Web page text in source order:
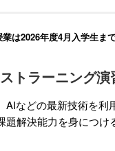
業は2026年度4月入学生
トラーニング演
AIなどの最新技術を
解決能力を身につけ